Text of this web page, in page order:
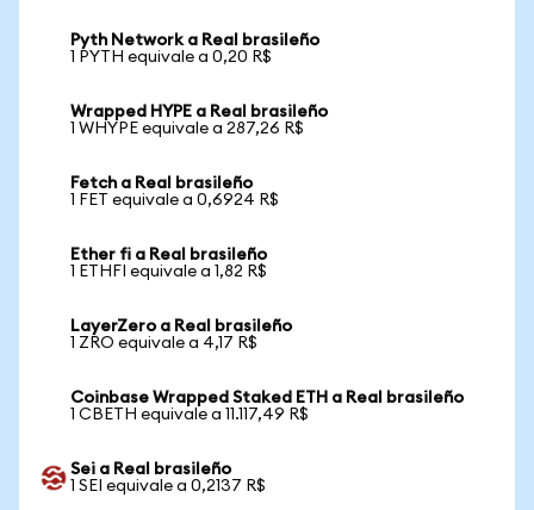
Pyth Network a Real brasileño
1 PYTH equivale a 0,20 R$
Wrapped HYPE a Real brasileño
1 WHYPE equivale a 287,26 R$
Fetch a Real brasileño
1 FET equivale a 0,6924 R$
Ether fi a Real brasileño
1 ETHFI equivale a 1,82 R$
LayerZero a Real brasileño
1 ZRO equivale a 4,17 R$
Coinbase Wrapped Staked ETH a Real brasileño
1 CBETH equivale a 11.117,49 R$
Sei a Real brasileño
1 SEI equivale a 0,2137 R$